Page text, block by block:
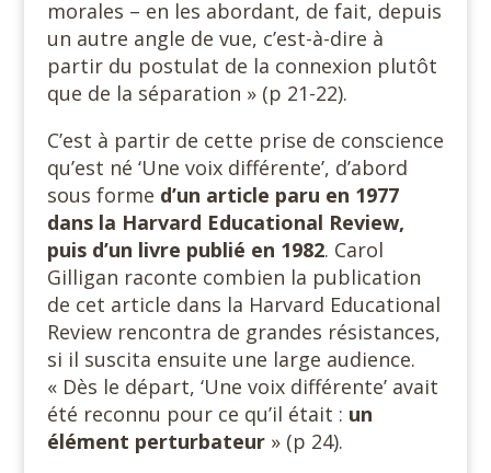
morales – en les abordant, de fait, depuis
un autre angle de vue, c’est-à-dire à
partir du postulat de la connexion plutôt
que de la séparation » (p 21-22).
C’est à partir de cette prise de conscience
qu’est né ‘Une voix différente’, d’abord
sous forme d’un article paru en 1977
dans la Harvard Educational Review,
puis d’un livre publié en 1982. Carol
Gilligan raconte combien la publication
de cet article dans la Harvard Educational
Review rencontra de grandes résistances,
si il suscita ensuite une large audience.
« Dès le départ, ‘Une voix différente’ avait
été reconnu pour ce qu’il était : un
élément perturbateur» (p 24).